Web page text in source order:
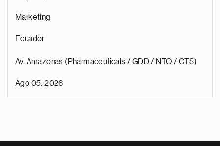
Marketing
Ecuador
Av. Amazonas (Pharmaceuticals / GDD / NTO / CTS)
Ago 05, 2026